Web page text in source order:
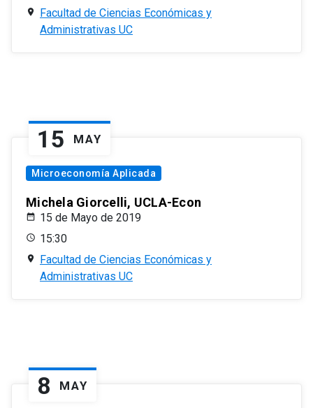
Facultad de Ciencias Económicas y
Administrativas UC
15 MAY
Microeconomía Aplicada
Michela Giorcelli, UCLA-Econ
15 de Mayo de 2019
15:30
Facultad de Ciencias Económicas y
Administrativas UC
8 MAY